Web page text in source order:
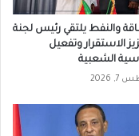
والنفط يلتقي رئيس لجنة
الاستقرار وتفعيل
الشعبية
2026